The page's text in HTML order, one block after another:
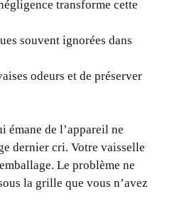
transforme cette
souvent ignorées dans
odeurs et de préserver
émane de l’appareil ne
dernier cri. Votre vaisselle
Le problème ne
la grille que vous n’avez